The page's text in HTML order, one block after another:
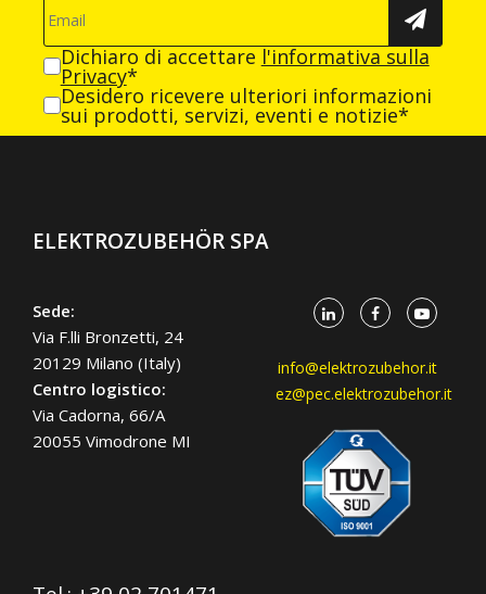
Dichiaro di accettare l'informativa sulla
Privacy*
Desidero ricevere ulteriori informazioni
sui prodotti, servizi, eventi e notizie*
ELEKTROZUBEHÖR SPA
Sede:
Via F.lli Bronzetti, 24
20129 Milano (Italy)
Centro logistico:
Via Cadorna, 66/A
20055 Vimodrone MI
info@elektrozubehor.it
ez@pec.elektrozubehor.it